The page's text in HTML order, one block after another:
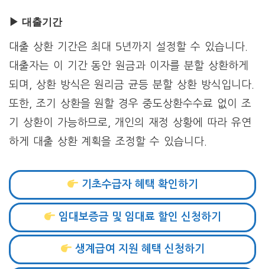
▶ 대출기간
대출 상환 기간은 최대 5년까지 설정할 수 있습니다.
대출자는 이 기간 동안 원금과 이자를 분할 상환하게
되며, 상환 방식은 원리금 균등 분할 상환 방식입니다.
또한, 조기 상환을 원할 경우 중도상환수수료 없이 조
기 상환이 가능하므로, 개인의 재정 상황에 따라 유연
하게 대출 상환 계획을 조정할 수 있습니다.
기초수급자 혜택 확인하기
임대보증금 및 임대료 할인 신청하기
생계급여 지원 혜택 신청하기